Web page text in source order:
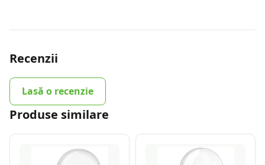
Recenzii
Lasă o recenzie
Produse similare